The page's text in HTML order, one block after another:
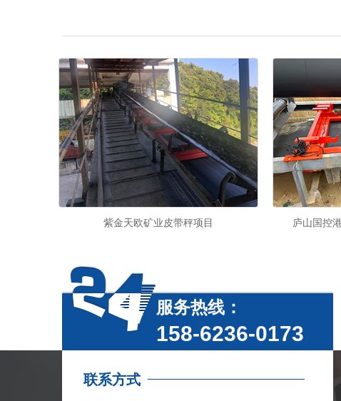
紫金天欧矿业皮带秤项目 庐山国控
服务热线：
158-6236-0173
联系方式